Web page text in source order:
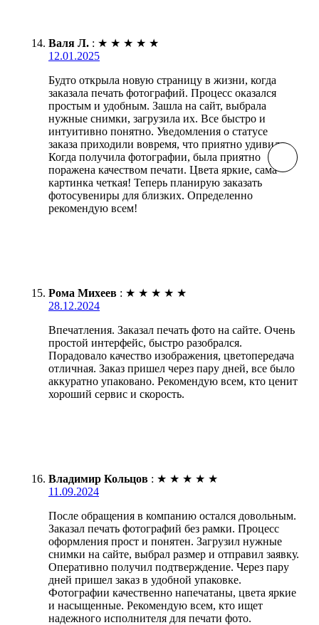
Валя Л. : ★ ★ ★ ★ ★
12.01.2025
Будто открыла новую страницу в жизни, когда
заказала печать фотографий. Процесс оказался
простым и удобным. Зашла на сайт, выбрала
нужные снимки, загрузила их. Все быстро и
интуитивно понятно. Уведомления о статусе
заказа приходили вовремя, что приятно удивило.
Когда получила фотографии, была приятно
поражена качеством печати. Цвета яркие, сама
картинка четкая! Теперь планирую заказать
фотосувениры для близких. Определенно
рекомендую всем!
Рома Михеев : ★ ★ ★ ★ ★
28.12.2024
Впечатления. Заказал печать фото на сайте. Очень
простой интерфейс, быстро разобрался.
Порадовало качество изображения, цветопередача
отличная. Заказ пришел через пару дней, все было
аккуратно упаковано. Рекомендую всем, кто ценит
хороший сервис и скорость.
Владимир Кольцов : ★ ★ ★ ★ ★
11.09.2024
После обращения в компанию остался довольным.
Заказал печать фотографий без рамки. Процесс
оформления прост и понятен. Загрузил нужные
снимки на сайте, выбрал размер и отправил заявку.
Оперативно получил подтверждение. Через пару
дней пришел заказ в удобной упаковке.
Фотографии качественно напечатаны, цвета яркие
и насыщенные. Рекомендую всем, кто ищет
надежного исполнителя для печати фото.